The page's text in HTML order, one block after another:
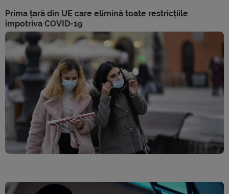
Prima țară din UE care elimină toate restricțiile
împotriva COVID-19